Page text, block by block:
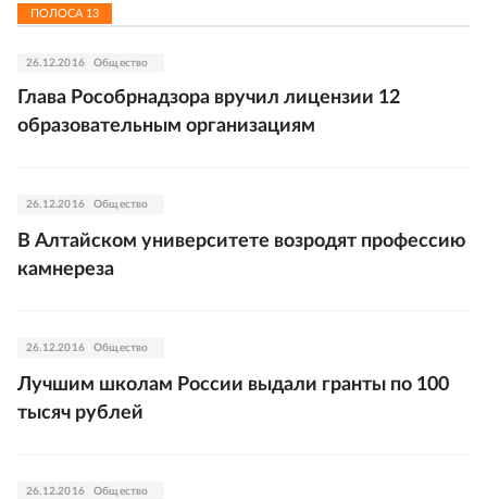
ПОЛОСА 13
26.12.2016 Общество
Глава Рособрнадзора вручил лицензии 12
образовательным организациям
26.12.2016 Общество
В Алтайском университете возродят профессию
камнереза
26.12.2016 Общество
Лучшим школам России выдали гранты по 100
тысяч рублей
26.12.2016 Общество